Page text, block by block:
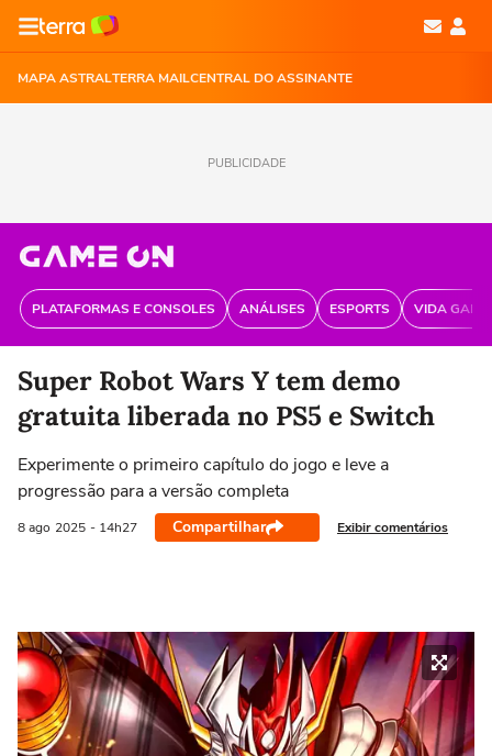
MAPA ASTRALTERRA MAILCENTRAL DO ASSINANTE
PUBLICIDADE
PLATAFORMAS E CONSOLES ANÁLISES ESPORTS VIDA
Super Robot Wars Y tem demo
gratuita liberada no PS5 e Switch
Experimente o primeiro capítulo do jogo e leve a
progressão para a versão completa
8 ago 2025 - 14h27 Compartilhar Exibir comentários